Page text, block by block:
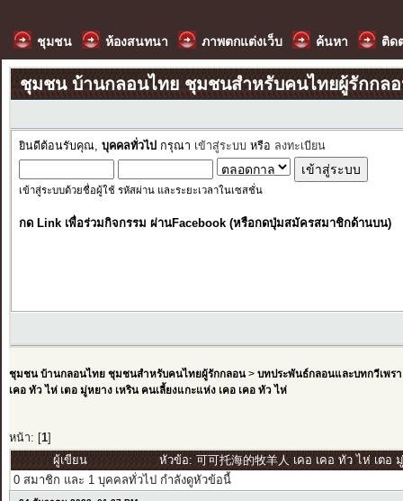
ชุมชน ห้องสนทนา ภาพตกแต่งเว็บ ค้นหา ติด
ชุมชน บ้านกลอนไทย ชุมชนสำหรับคนไทยผู้รักกล
ยินดีต้อนรับคุณ, บุคคลทั่วไป กรุณา เข้าสู่ระบบ หรือ ลงทะเบียน
เข้าสู่ระบบด้วยชื่อผู้ใช้ รหัสผ่าน และระยะเวลาในเซสชั่น
กด Link เพื่อร่วมกิจกรรม ผ่านFacebook (หรือกดปุ่มสมัครสมาชิกด้านบน)
ชุมชน บ้านกลอนไทย ชุมชนสำหรับคนไทยผู้รักกลอน> บทประพันธ์กลอนและบทกวีเพรา
เคอ ทัว ไห่ เตอ มู่หยาง เหริน คนเลี้ยงแกะแห่ง เคอ เคอ ทัว ไห่
หน้า: [ 1]
ผู้เขียน
หัวข้อ: 可可托海的牧羊人 เคอ เคอ ทัว ไห่ เตอ
0 สมาชิก และ 1 บุคคลทั่วไป กำลังดูหัวข้อนี้